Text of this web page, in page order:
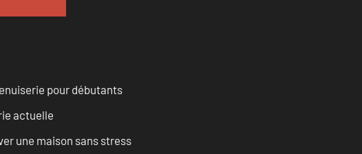
pour débutants
actuelle
une maison sans stress